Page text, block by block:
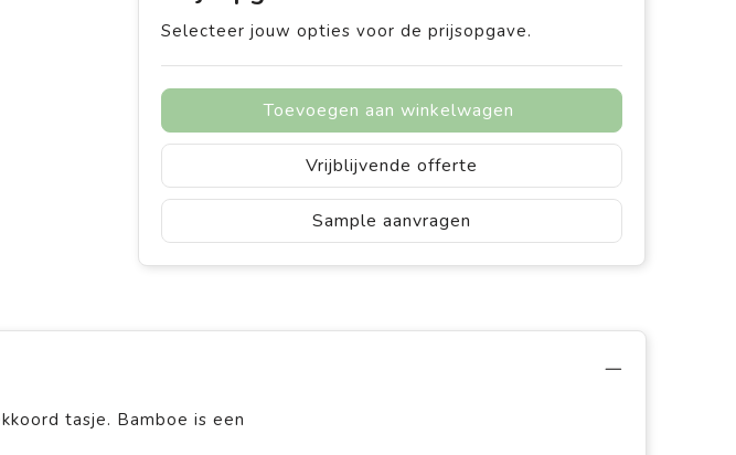
Selecteer jouw opties voor de prijsopgave.
Toevoegen aan winkelwagen
Vrijblijvende offerte
Sample aanvragen
tasje. Bamboe is een